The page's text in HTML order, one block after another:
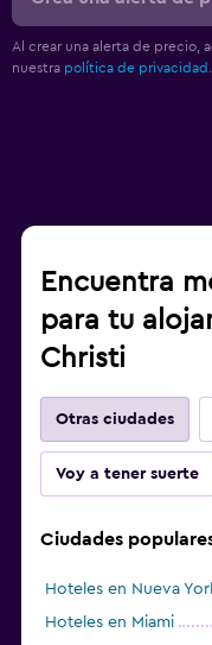
Al crear una alerta de precio,
nuestra política de privacidad.
Encuentra
para tu
Christi
Otras ciudades
Voy a tener suerte
Ciudades
Hoteles en Nueva
Hoteles en Miami